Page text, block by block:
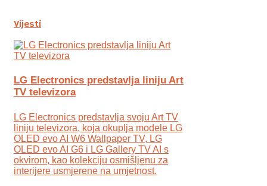
Vijesti
LG Electronics predstavlja liniju Art
TV televizora
LG Electronics predstavlja svoju Art TV
liniju televizora, koja okuplja modele LG
OLED evo AI W6 Wallpaper TV, LG
OLED evo AI G6 i LG Gallery TV AI s
okvirom, kao kolekciju osmišljenu za
interijere usmjerene na umjetnost.